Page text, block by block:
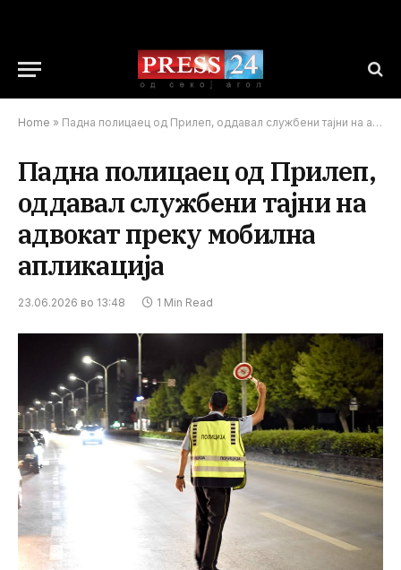
Home » Падна полицаец од Прилеп, оддавал службени тајни на адвокат преку мобилна апликација
Падна полицаец од Прилеп,
оддавал службени тајни на
адвокат преку мобилна
апликација
23.06.2026 во 13:48 1 Min Read